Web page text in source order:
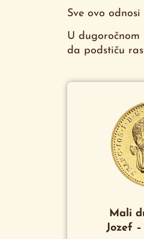
Sve ovo
U
da podstiču
Mali
Jozef